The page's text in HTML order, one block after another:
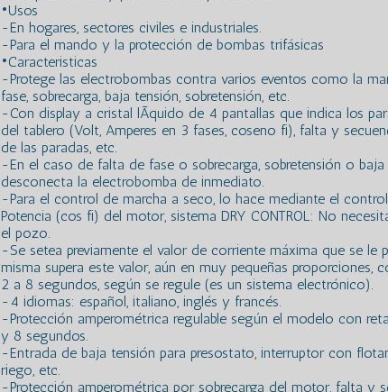
•Usos
-En hogares, sectores civiles e industriales.
-Para el mando y la protección de bombas trifásicas
•Caracteristicas
-Protege las electrobombas contra varios eventos como la
fase, sobrecarga, baja tensión, sobretensión, etc.
-Con display a cristal lÃ­quido de 4 pantallas que indica los
del tablero (Volt, Amperes en 3 fases, coseno fi), falta y
de las paradas, etc.
-En el caso de falta de fase o sobrecarga, sobretensión o baja
desconecta la electrobomba de inmediato.
-Para el control de marcha a seco, lo hace mediante el
Potencia (cos fi) del motor, sistema DRY CONTROL: No
el pozo.
-Se setea previamente el valor de corriente máxima que se le
misma supera este valor, aún en muy pequeñas proporciones,
2 a 8 segundos, según se regule (es un sistema electrónico).
-4 idiomas: español, italiano, inglés y francés.
-Protección amperométrica regulable según el modelo con
y 8 segundos.
-Entrada de baja tensión para presostato, interruptor con
riego, etc.
-Protección amperométrica por sobrecarga del motor, falta y